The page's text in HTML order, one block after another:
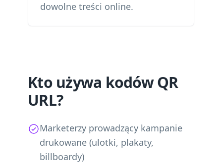
dowolne treści online.
Kto używa kodów QR
URL?
Marketerzy prowadzący kampanie
drukowane (ulotki, plakaty,
billboardy)